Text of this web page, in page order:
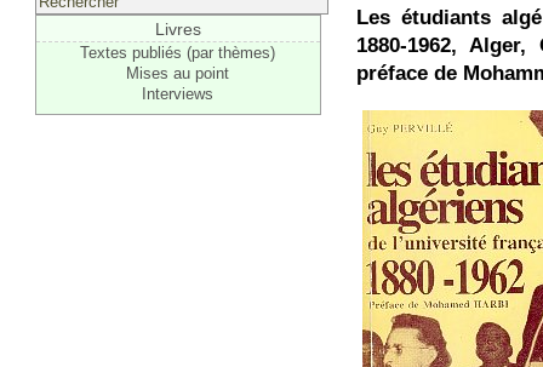
Livres
Textes publiés (par thèmes)
Mises au point
Interviews
Les étudiants
1880-1962,
préface de